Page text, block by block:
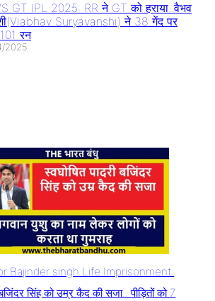
GT IPL 2025: RR ने GT को हराया..वैभव
Suryavanshi) ने 38 गेंद पर
रन
2025
Bajinder singh Life Imprisonment:
बजिंदर सिंह को उम्र कैद की सजा.. पीड़ितों को 7